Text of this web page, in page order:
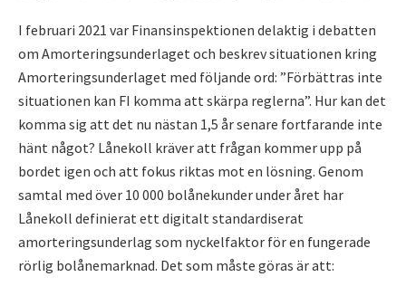
I februari 2021 var Finansinspektionen delaktig i debatten
om Amorteringsunderlaget och beskrev situationen kring
Amorteringsunderlaget med följande ord: ”Förbättras inte
situationen kan FI komma att skärpa reglerna”. Hur kan det
komma sig att det nu nästan 1,5 år senare fortfarande inte
hänt något? Lånekoll kräver att frågan kommer upp på
bordet igen och att fokus riktas mot en lösning. Genom
samtal med över 10 000 bolånekunder under året har
Lånekoll definierat ett digitalt standardiserat
amorteringsunderlag som nyckelfaktor för en fungerade
rörlig bolånemarknad. Det som måste göras är att: